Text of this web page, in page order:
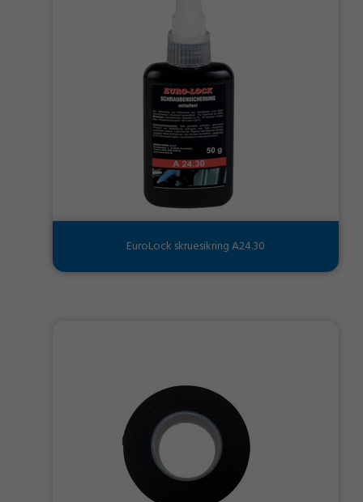
EuroLock skruesikring A24.30